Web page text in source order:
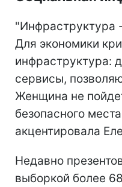
"Инфраструктура
Для экономики
инфраструктура:
сервисы,
Женщина не
безопасного
акцентировала
Недавно
выборкой более